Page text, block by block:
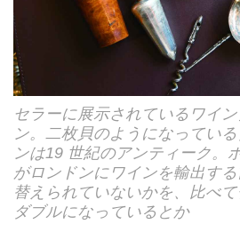
セラーに展示されているワイ
ン。二枚貝のようになってい
ンは19 世紀のアンティーク。
がロンドンにワインを輸出す
替えられていないかを、比べ
ダブルになっているとか